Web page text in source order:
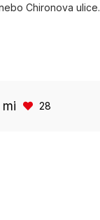
Chironova ulice.
mi 28